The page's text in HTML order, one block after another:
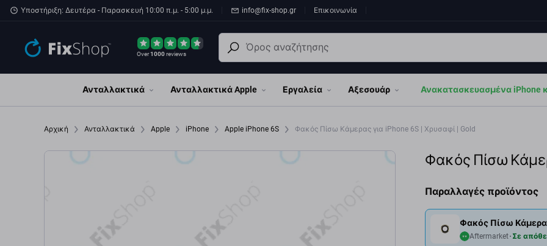
Παράβλεψη στο κύριο περιεχόμενο
Υποστήριξη: Δευτέρα - Παρασκευή 10:00 π.μ. - 5:00 μ.μ. info@fix-shop.gr Επικοινωνία
Over1000reviews
Ανταλλακτικά Ανταλλακτικά Apple Εργαλεία Αξεσουάρ Ανακατασκευασμένα iPhone
Αρχική Ανταλλακτικά Apple iPhone Apple iPhone 6S Φακός Πίσω Κάμερας για iPhone 6S | Χρυσαφί | Gold
Φακός Πίσω
Παραλλαγές προϊόντος
Φακός Πίσω
Aftermarket Σε